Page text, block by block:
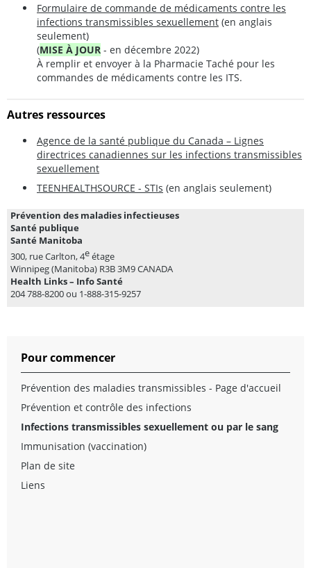
Formulaire de commande de médicaments contre les
infections transmissibles sexuellement (en anglais
seulement)
(MISE À JOUR - en décembre 2022)
À remplir et envoyer à la Pharmacie Taché pour les
commandes de médicaments contre les ITS.
Autres ressources
Agence de la santé publique du Canada – Lignes
directrices canadiennes sur les infections transmissibles
sexuellement
TEENHEALTHSOURCE - STIs (en anglais seulement)
Prévention des maladies infectieuses
Santé publique
Santé Manitoba
300, rue Carlton, 4eétage
Winnipeg (Manitoba) R3B 3M9 CANADA
Health Links – Info Santé
204 788-8200 ou 1-888-315-9257
Pour commencer
Prévention des maladies transmissibles - Page d'accueil
Prévention et contrôle des infections
Infections transmissibles sexuellement ou par le sang
Immunisation (vaccination)
Plan de site
Liens